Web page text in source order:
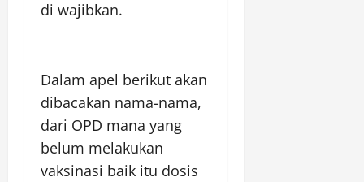
di wajibkan.
Dalam apel berikut akan
dibacakan nama-nama,
dari OPD mana yang
belum melakukan
vaksinasi baik itu dosis